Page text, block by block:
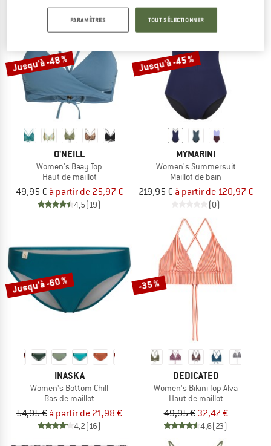
Jusqu'à -48 %
O'NEILL
Women's Baay Top
Haut de maillot
49,95 € à partir de 25,97 €
4,5(19)
Jusqu'à -45 %
MYMARINI
Women's Summersuit
Maillot de bain
219,95 € à partir de 120,97 €
(0)
Jusqu'à -60 %
INASKA
Women's Bottom Chill
Bas de maillot
54,95 € à partir de 21,98 €
4,2(16)
-35 %
DEDICATED
Women's Bikini Top Alva
Haut de maillot
49,95 € 32,47 €
4,6(23)
PARAMÈTRES TOUT SÉLECTIONNER